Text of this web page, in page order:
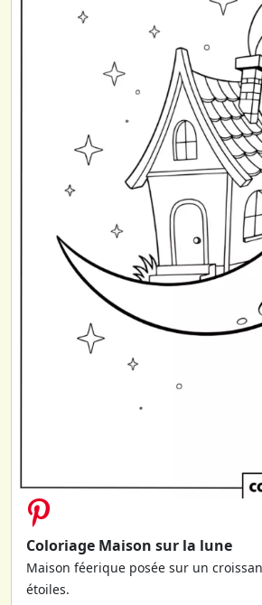
Coloriage Maison sur la lune
Maison féerique posée sur un
étoiles.